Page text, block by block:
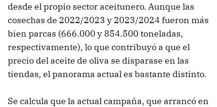
desde el propio sector aceitunero. Aunque las
cosechas de 2022/2023 y 2023/2024 fueron más
bien parcas (666.000 y 854.500 toneladas,
respectivamente), lo que contribuyó a que el
precio del aceite de oliva se disparase en las
tiendas, el panorama actual es bastante distinto.
Se calcula que la actual campaña, que arrancó en